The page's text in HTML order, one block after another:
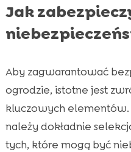
Jak
Aby zagwarantować
ogrodzie, istotne jest
kluczowych elementów.
należy dokładnie
tych, które mogą być